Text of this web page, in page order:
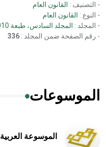
- التصنيف : القانون العام
- النوع : القانون العام
- المجلد : المجلد السادس، طبعة 2010، دمشق
- رقم الصفحة ضمن المجلد : 336
الموسوعات
الموسوعة العربية